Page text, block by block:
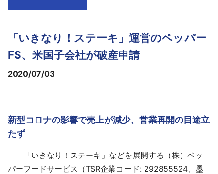
会社案内
導入事例
よくあるご質問
「いきなり！ステーキ」運営のペッパー
FS、米国子会社が破産申請
2020/07/03
新型コロナの影響で売上が減少、営業再開の目途立
たず
「いきなり！ステーキ」などを展開する（株）ペッ
パーフードサービス（TSR企業コード: 292855524、墨